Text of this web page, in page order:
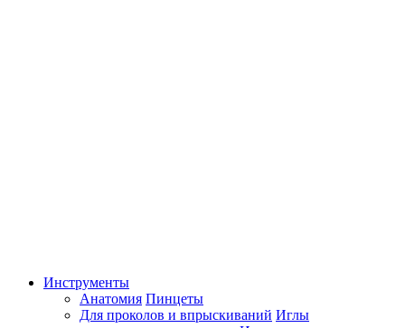
Инструменты
Анатомия Пинцеты
Для проколов и впрыскиваний Иглы